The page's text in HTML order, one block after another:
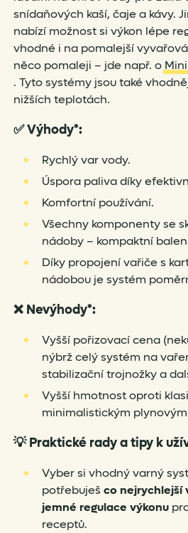
snídaňových kaší, čaje a kávy.
nabízí možnost si výkon lépe
vhodné i na pomalejší
něco pomaleji – jde např. o
. Tyto systémy jsou také
nižších teplotách.
✅Výhody*:
Rychlý var vody.
Úspora paliva díky
Komfortní používání.
Všechny komponenty se
nádoby – kompaktní
Díky propojení vařiče s
nádobou je systém
❌ Nevýhody*:
Vyšší pořizovací cena
nýbrž celý systém na
stabilizační trojnožky a
Vyšší hmotnost oproti
minimalistickým
💡Praktické rady a tipy k
Vyber si vhodný varný
potřebuješ co nejrychlejší
jemné regulace výkonu
receptů.